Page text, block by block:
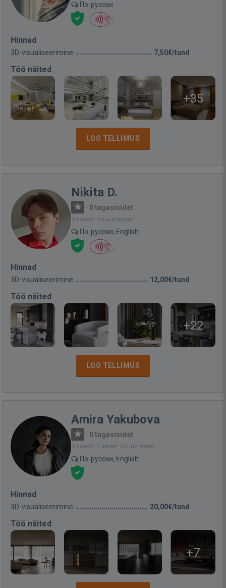
По-русски
Hinnad
3D-visualiseerimine 7,50€/tund
Töö näited
+35
LOO TELLIMUS
Nikita D.
· 0 tagasisidet
Oli saidil: 2 kuud tagasi
По-русски, English
Hinnad
3D-visualiseerimine 12,00€/tund
Töö näited
+22
LOO TELLIMUS
Amira Yakubova
· 0 tagasisidet
Oli saidil: 1 aastat, 3 kuud tagasi
По-русски, English
Hinnad
3D-visualiseerimine 20,00€/tund
Töö näited
+7